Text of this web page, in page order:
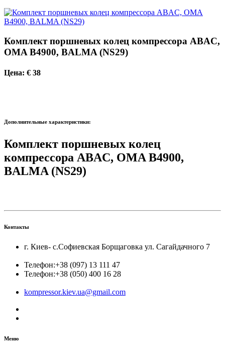
Комплект поршневых колец компрессора ABAC,
OMA B4900, BALMA (NS29)
Цена: € 38
Дополнительные характеристики:
Комплект поршневых колец
компрессора ABAC, OMA B4900,
BALMA (NS29)
Контакты
г. Киев- с.Софиевская Борщаговка ул. Сагайдачного 7
Телефон:+38 (097) 13 111 47
Телефон:+38 (050) 400 16 28
kompressor.kiev.ua@gmail.com
Меню